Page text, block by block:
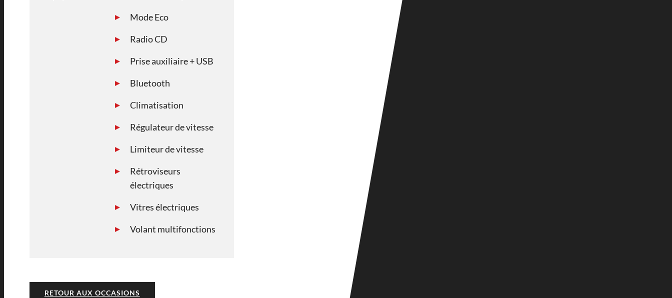
Mode Eco
Radio CD
Prise auxiliaire + USB
Bluetooth
Climatisation
Régulateur de vitesse
Limiteur de vitesse
Rétroviseurs
électriques
Vitres électriques
Volant multifonctions
RETOUR AUX OCCASIONS